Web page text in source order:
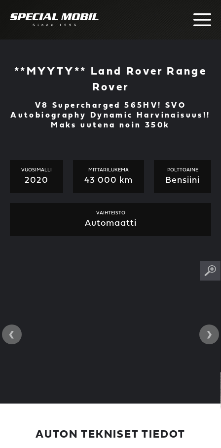
**MYYTY** Land Rover Range
Rover
V8 Supercharged 565HV! SVO
Autobiography Dynamic Harvinaisuus!!
Maks uutena noin 350k
VUOSIMALLI
2020
MITTARILUKEMA
43 000 km
POLTTOAINE
Bensiini
VAIHTEISTO
Automaatti
‹ ›
AUTON TEKNISET TIEDOT